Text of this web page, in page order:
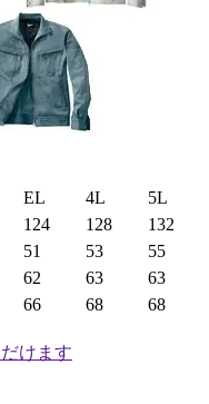
EL 4L
5L
124 128
132
51 53
55
62 63
63
66 68
68
けます